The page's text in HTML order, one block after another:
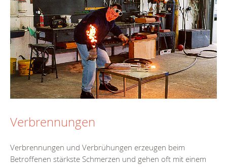
Verbrennungen
Verbrennungen und Verbrühungen erzeugen beim
Betroffenen stärkste Schmerzen und gehen oft mit einem